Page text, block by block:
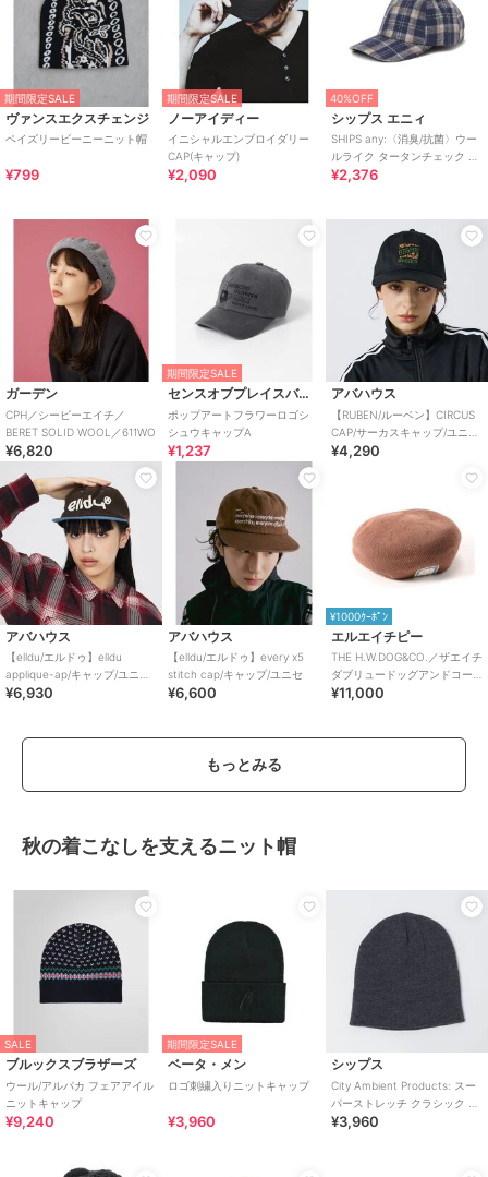
期間限定SALE
ヴァンスエクスチェンジ
ペイズリービーニーニット帽
¥799
期間限定SALE
ノーアイディー
イニシャルエンブロイダリー
CAP(キャップ)
¥2,090
40%OFF
シップス エニィ
SHIPS any:〈消臭/抗菌〉ウー
ルライク タータンチェック 6
パネル キャップ
¥2,376
ガーデン
CPH／シーピーエイチ／
BERET SOLID WOOL／611WO
¥6,820
期間限定SALE
センスオブプレイスバイアーバンリサーチ
ポップアートフラワーロゴシ
シュウキャップA
¥1,237
アバハウス
【RUBEN/ルーベン】CIRCUS
CAP/サーカスキャップ/ユニセ
ックス/【
¥4,290
アバハウス
【elldu/エルドゥ】elldu
applique-ap/キャップ/ユニセ
ック
¥6,930
アバハウス
【elldu/エルドゥ】every x5
stitch cap/キャップ/ユニセ
¥6,600
¥1000ｸｰﾎﾟﾝ
エルエイチピー
THE H.W.DOG&CO.／ザエイチ
ダブリュードッグアンドコー
／COTTON BIG BERET
¥11,000
もっとみる
秋の着こなしを支えるニット帽
SALE
ブルックスブラザーズ
ウール/アルパカ フェアアイル
ニットキャップ
¥9,240
期間限定SALE
ベータ・メン
ロゴ刺繍入りニットキャップ
¥3,960
シップス
City Ambient Products: スー
パーストレッチ クラシック ビ
ーニー
¥3,960